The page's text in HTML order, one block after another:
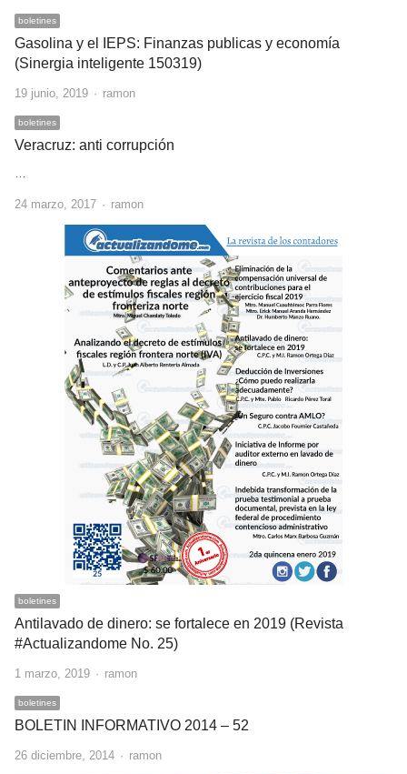
boletines
Gasolina y el IEPS: Finanzas publicas y economía
(Sinergia inteligente 150319)
19 junio, 2019 Author
ramon
boletines
Veracruz: anti corrupción
24 marzo, 2017 Author
ramon
boletines
Antilavado de dinero: se fortalece en 2019 (Revista
#Actualizandome No. 25)
1 marzo, 2019 Author
ramon
boletines
BOLETIN INFORMATIVO 2014 – 52
26 diciembre, 2014 Author
ramon